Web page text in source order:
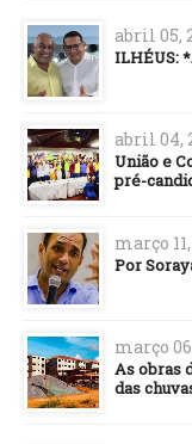
abril 05,
ILHÉUS:
abril 04,
União e
pré-
março
Por
março
As obras
das